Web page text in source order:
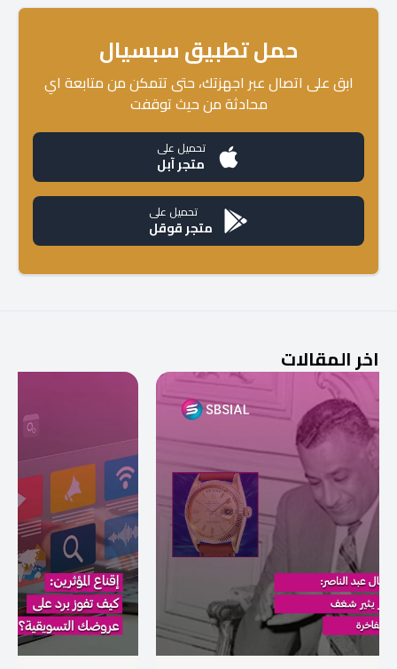
حمل تطبيق سبسيال
ابق على اتصال عبر اجهزتك، حتى تتمكن من متابعة اي
محادثة من حيث توقفت
تحميل على
متجر آبل
تحميل على
متجر قوقل
اخر المقالات